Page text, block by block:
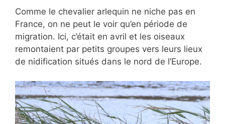
Comme le chevalier arlequin ne niche pas en
France, on ne peut le voir qu’en période de
migration. Ici, c’était en avril et les oiseaux
remontaient par petits groupes vers leurs lieux
de nidification situés dans le nord de l’Europe.